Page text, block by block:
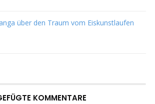
über den Traum vom Eiskunstlaufen
KOMMENTARE